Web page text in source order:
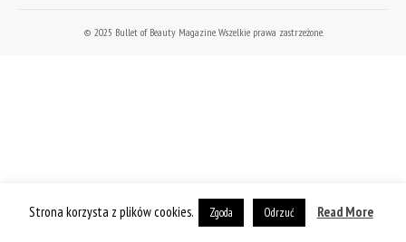
© 2025 Bullet of Beauty Magazine. Wszelkie prawa zastrzeżone.
Strona korzysta z plików cookies. Zgoda Odrzuć Read More